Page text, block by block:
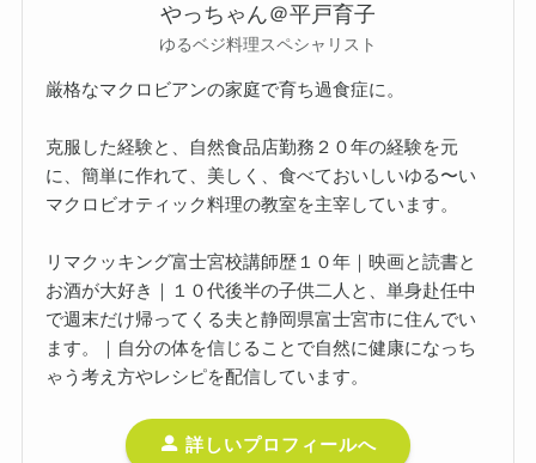
やっちゃん＠平戸育子
ゆるベジ料理スペシャリスト
厳格なマクロビアンの家庭で育ち過食症に。
克服した経験と、自然食品店勤務２０年の経験を元
に、簡単に作れて、美しく、食べておいしいゆる〜い
マクロビオティック料理の教室を主宰しています。
リマクッキング富士宮校講師歴１０年｜映画と読書と
お酒が大好き｜１０代後半の子供二人と、単身赴任中
で週末だけ帰ってくる夫と静岡県富士宮市に住んでい
ます。｜自分の体を信じることで自然に健康になっち
ゃう考え方やレシピを配信しています。
詳しいプロフィールへ